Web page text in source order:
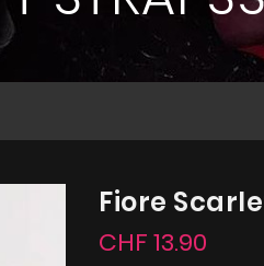
Fiore
CHF 13.90